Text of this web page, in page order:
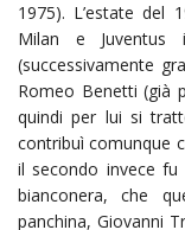
1975). L’estate del
Milan e Juventus
(successivamente
Romeo Benetti (già
quindi per lui si
contribuì comunque
il secondo invece
bianconera, che
panchina, Giovanni